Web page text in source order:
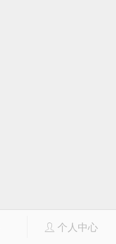
个人中心